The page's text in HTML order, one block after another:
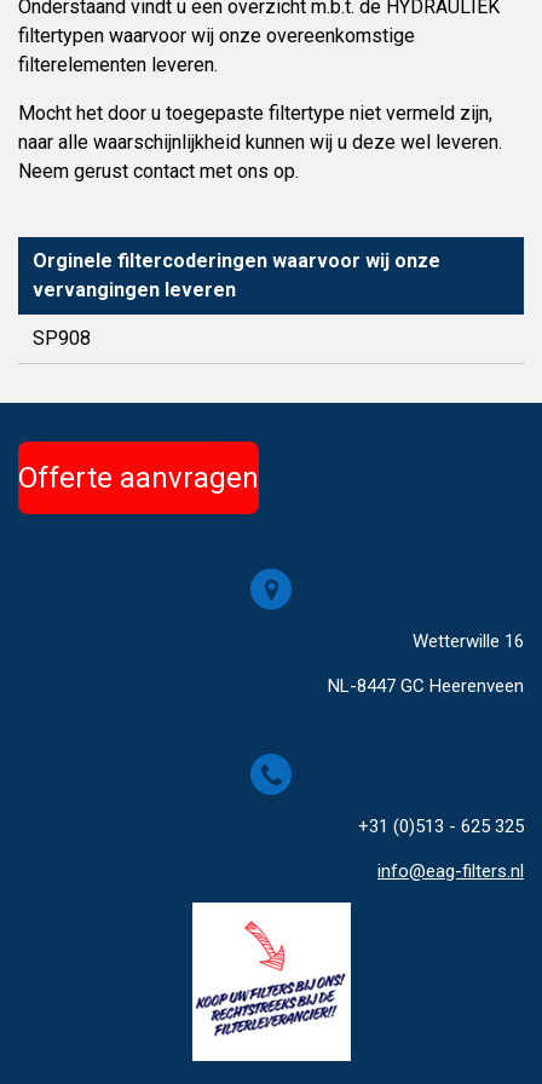
Onderstaand vindt u een overzicht m.b.t. de HYDRAULIEK
filtertypen waarvoor wij onze overeenkomstige
filterelementen leveren.
Mocht het door u toegepaste filtertype niet vermeld zijn,
naar alle waarschijnlijkheid kunnen wij u deze wel leveren.
Neem gerust contact met ons op.
Orginele filtercoderingen waarvoor wij onze
vervangingen leveren
SP908
Offerte aanvragen
Wetterwille 16
NL-8447 GC Heerenveen
+31 (0)513 - 625 325
info@eag-filters.nl